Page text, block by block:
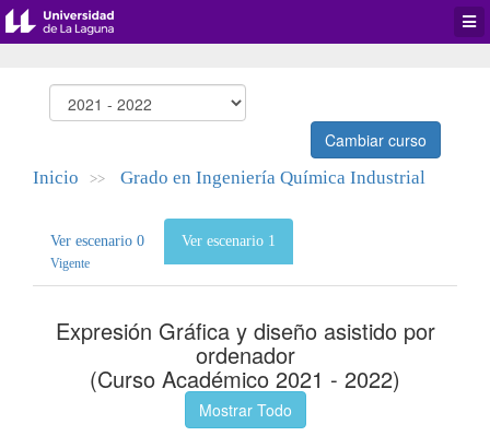
Cambiar curso
Inicio >> Grado en Ingeniería Química Industrial
Ver escenario 0
Vigente
Ver escenario 1
Expresión Gráfica y diseño asistido por
ordenador
(Curso Académico 2021 - 2022)
Mostrar Todo